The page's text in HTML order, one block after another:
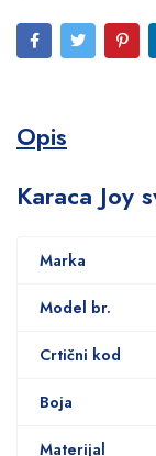
Opis
Karaca Joy
Marka
Model br.
Crtični kod
Boja
Materijal